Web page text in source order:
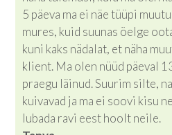
5 päeva ma ei näe tüüpi
mures, kuid suunas öelge
kuni kaks nädalat, et näha
klient. Ma olen nüüd päeval
praegu läinud. Suurim silte,
kuivavad ja ma ei soovi kisu
lubada ravi eest hoolt neile.